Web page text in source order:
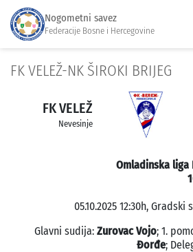
Nogometni savez
Federacije Bosne i Hercegovine
FK VELEŽ-NK ŠIROKI BRIJEG
FK VELEŽ
Nevesinje
Omladinska liga
05.10.2025 12:30h,
Glavni sudija: Zurovac Vojo; 1.
Đorđe;